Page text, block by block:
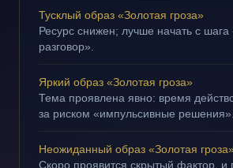
Тусклый образ «Золотая гроза»
Ресурс снижен; лучше начать с шага
разговор».
Яркий образ «Золотая гроза»
Тема проявлена явно: время
за риском «импульсивные решения».
Неожиданный образ «Золотая
Скоро проявится скрытый фактор, и